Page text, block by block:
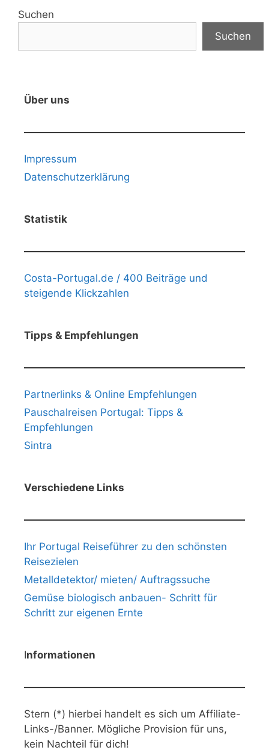
Suchen
Suchen
Über uns
Impressum
Datenschutzerklärung
Statistik
Costa-Portugal.de / 400 Beiträge und
steigende Klickzahlen
Tipps & Empfehlungen
Partnerlinks & Online Empfehlungen
Pauschalreisen Portugal: Tipps &
Empfehlungen
Sintra
Verschiedene Links
Ihr Portugal Reiseführer zu den schönsten
Reisezielen
Metalldetektor/ mieten/ Auftragssuche
Gemüse biologisch anbauen- Schritt für
Schritt zur eigenen Ernte
Informationen
Stern (*) hierbei handelt es sich um Affiliate-
Links-/Banner. Mögliche Provision für uns,
kein Nachteil für dich!